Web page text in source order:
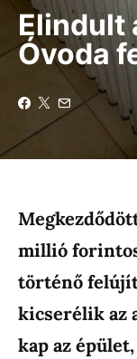
Elindult
Óvoda
millió
történő
kicserélik az
kap az